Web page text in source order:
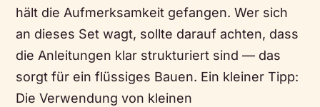
hält die Aufmerksamkeit gefangen. Wer sich
an dieses Set wagt, sollte darauf achten, dass
die Anleitungen klar strukturiert sind — das
sorgt für ein flüssiges Bauen. Ein kleiner Tipp:
Die Verwendung von kleinen